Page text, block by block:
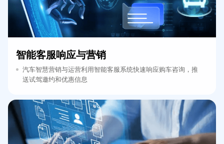
智能客服响应与营销
汽车智慧营销与运营利用智能客服系统快速响应购车咨询，推
送试驾邀约和优惠信息